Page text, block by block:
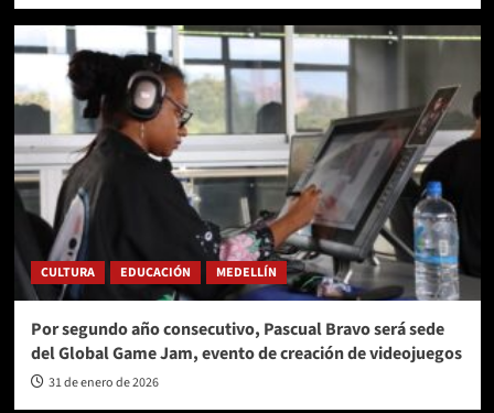
CULTURA EDUCACIÓN MEDELLÍN
Por segundo año consecutivo, Pascual Bravo será sede
del Global Game Jam, evento de creación de videojuegos
31 de enero de 2026